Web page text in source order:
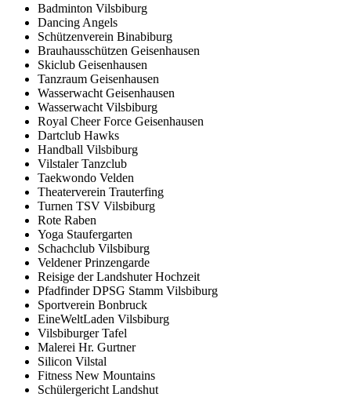
Badminton Vilsbiburg
Dancing Angels
Schützenverein Binabiburg
Brauhausschützen Geisenhausen
Skiclub Geisenhausen
Tanzraum Geisenhausen
Wasserwacht Geisenhausen
Wasserwacht Vilsbiburg
Royal Cheer Force Geisenhausen
Dartclub Hawks
Handball Vilsbiburg
Vilstaler Tanzclub
Taekwondo Velden
Theaterverein Trauterfing
Turnen TSV Vilsbiburg
Rote Raben
Yoga Staufergarten
Schachclub Vilsbiburg
Veldener Prinzengarde
Reisige der Landshuter Hochzeit
Pfadfinder DPSG Stamm Vilsbiburg
Sportverein Bonbruck
EineWeltLaden Vilsbiburg
Vilsbiburger Tafel
Malerei Hr. Gurtner
Silicon Vilstal
Fitness New Mountains
Schülergericht Landshut